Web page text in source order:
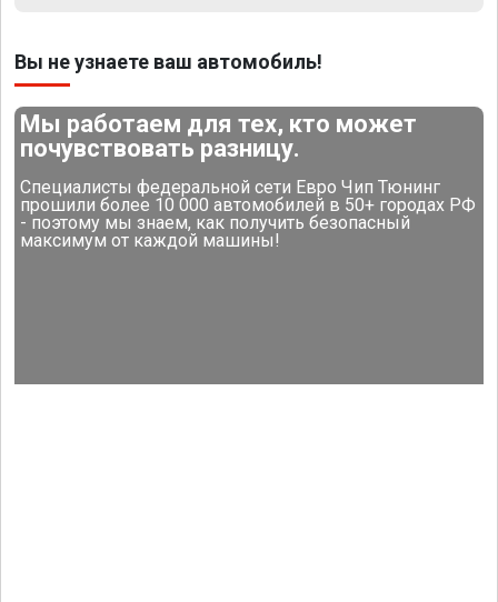
Вы не узнаете ваш автомобиль!
Мы работаем для тех, кто может
почувствовать разницу.
Специалисты федеральной сети Евро Чип Тюнинг
прошили более 10 000 автомобилей в 50+ городах РФ
- поэтому мы знаем, как получить безопасный
максимум от каждой машины!